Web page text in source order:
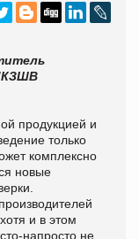
продукцией и
только
комплексно
новые
и в этом
напросто не